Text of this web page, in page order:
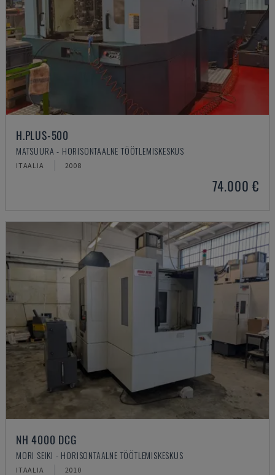
H.PLUS-500
MATSUURA - HORISONTAALNE TÖÖTLEMISKESKUS
ITAALIA 2008
74.000 €
NH 4000 DCG
MORI SEIKI - HORISONTAALNE TÖÖTLEMISKESKUS
ITAALIA 2010